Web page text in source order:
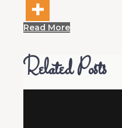
Read More
Related Posts